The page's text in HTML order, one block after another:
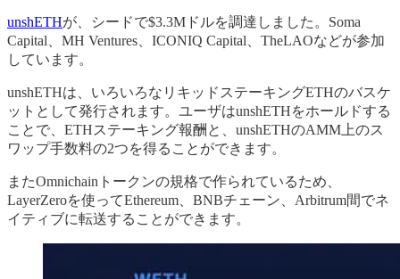
unshETHが、シードで$3.3Mドルを調達しました。Soma
Capital、MH Ventures、ICONIQ Capital、TheLAOなどが参加
しています。
unshETHは、いろいろなリキッドステーキングETHのバスケ
ットとして発行されます。ユーザはunshETHをホールドする
ことで、ETHステーキング報酬と、unshETHのAMM上のス
ワップ手数料の2つを得ることができます。
またOmnichainトークンの規格で作られているため、
LayerZeroを使ってEthereum、BNBチェーン、Arbitrum間でネ
イティブに転送することができます。